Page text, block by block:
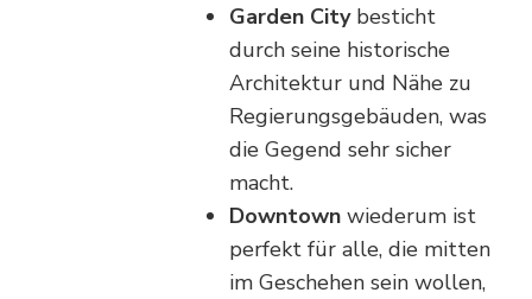
Garden Citybesticht
durch seine historische
Architektur und Nähe zu
Regierungsgebäuden, was
die Gegend sehr sicher
macht.
Downtown wiederum ist
perfekt für alle, die mitten
im Geschehen sein wollen,